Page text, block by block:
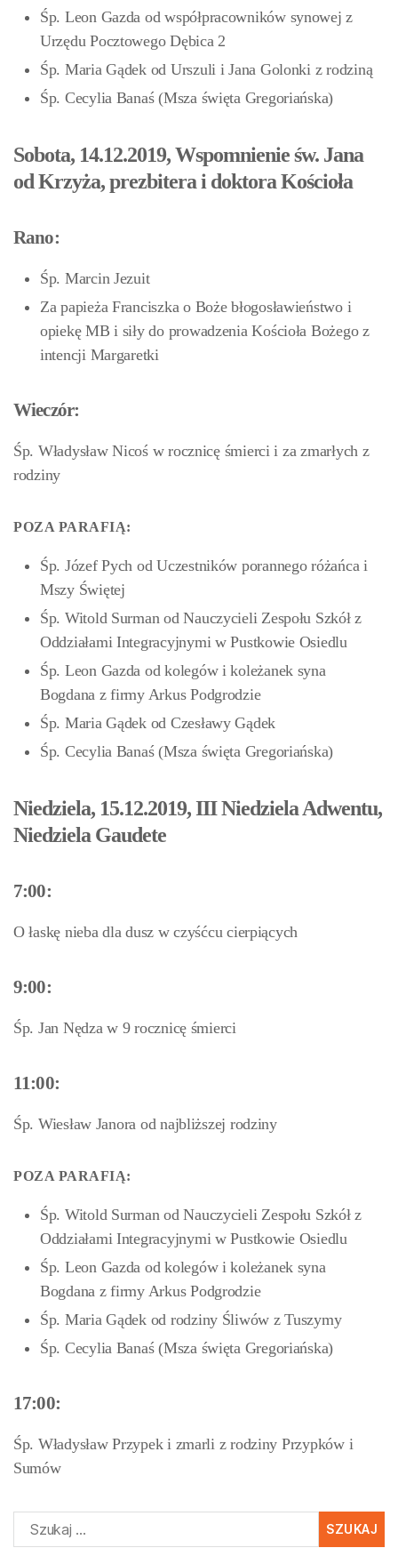
Śp. Leon Gazda od współpracowników synowej z
Urzędu Pocztowego Dębica 2
Śp. Maria Gądek od Urszuli i Jana Golonki z rodziną
Śp. Cecylia Banaś (Msza święta Gregoriańska)
Sobota, 14.12.2019, Wspomnienie św. Jana
od Krzyża, prezbitera i doktora Kościoła
Rano:
Śp. Marcin Jezuit
Za papieża Franciszka o Boże błogosławieństwo i
opiekę MB i siły do prowadzenia Kościoła Bożego z
intencji Margaretki
Wieczór:
Śp. Władysław Nicoś w rocznicę śmierci i za zmarłych z
rodziny
POZA PARAFIĄ:
Śp. Józef Pych od Uczestników porannego różańca i
Mszy Świętej
Śp. Witold Surman od Nauczycieli Zespołu Szkół z
Oddziałami Integracyjnymi w Pustkowie Osiedlu
Śp. Leon Gazda od kolegów i koleżanek syna
Bogdana z firmy Arkus Podgrodzie
Śp. Maria Gądek od Czesławy Gądek
Śp. Cecylia Banaś (Msza święta Gregoriańska)
Niedziela, 15.12.2019, III Niedziela Adwentu,
Niedziela Gaudete
7:00:
O łaskę nieba dla dusz w czyśćcu cierpiących
9:00:
Śp. Jan Nędza w 9 rocznicę śmierci
11:00:
Śp. Wiesław Janora od najbliższej rodziny
POZA PARAFIĄ:
Śp. Witold Surman od Nauczycieli Zespołu Szkół z
Oddziałami Integracyjnymi w Pustkowie Osiedlu
Śp. Leon Gazda od kolegów i koleżanek syna
Bogdana z firmy Arkus Podgrodzie
Śp. Maria Gądek od rodziny Śliwów z Tuszymy
Śp. Cecylia Banaś (Msza święta Gregoriańska)
17:00:
Śp. Władysław Przypek i zmarli z rodziny Przypków i
Sumów
Szukaj: